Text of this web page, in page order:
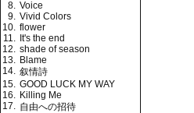
8. Voice
9. Vivid Colors
10. flower
11. It's the end
12. shade of season
13. Blame
14. 叙情詩
15. GOOD LUCK MY WAY
16. Killing Me
17. 自由への招待